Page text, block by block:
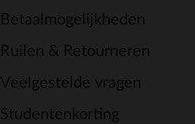
Betaalmogelijkheden
Ruilen & Retourneren
Veelgestelde vragen
Studentenkorting